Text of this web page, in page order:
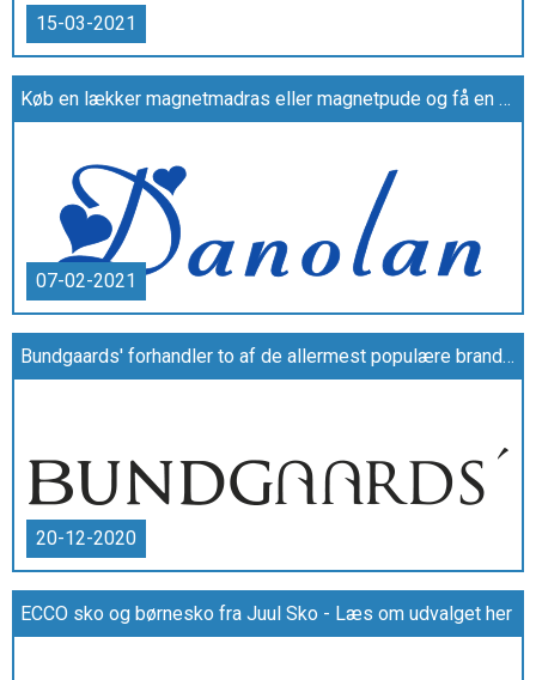
15-03-2021
Køb en lækker magnetmadras eller magnetpude og få en bedre nattesøvn
07-02-2021
Bundgaards' forhandler to af de allermest populære brands VIA VAI og Zarkoperfume
20-12-2020
ECCO sko og børnesko fra Juul Sko - Læs om udvalget her